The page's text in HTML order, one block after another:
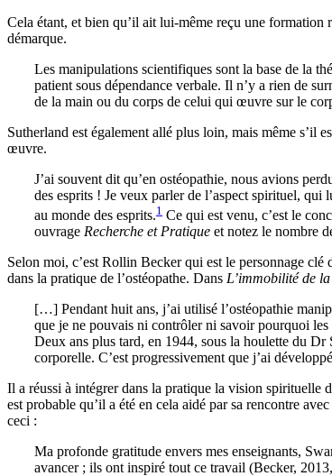
Cela étant, et bien qu’il ait lui-même reçu une formation
démarque.
Les manipulations scientifiques sont la base de la
patient sous dépendance verbale. Il n’y a rien de
de la main ou du corps de celui qui œuvre sur le
Sutherland est également allé plus loin, mais même s’il
œuvre.
J’ai souvent dit qu’en ostéopathie, nous avions
des esprits ! Je veux parler de l’aspect spirituel, qui
au monde des esprits.1 Ce qui est venu, c’est le
ouvrage Recherche et Pratique et notez le nombre
Selon moi, c’est Rollin Becker qui est le personnage
dans la pratique de l’ostéopathe. Dans L’immobilité de
[…] Pendant huit ans, j’ai utilisé l’ostéopathie
que je ne pouvais ni contrôler ni savoir pourquoi les
Deux ans plus tard, en 1944, sous la houlette du Dr
corporelle. C’est progressivement que j’ai
Il a réussi à intégrer dans la pratique la vision spirituelle
est probable qu’il a été en cela aidé par sa rencontre
ceci :
Ma profonde gratitude envers mes enseignants,
avancer ; ils ont inspiré tout ce travail (Becker,